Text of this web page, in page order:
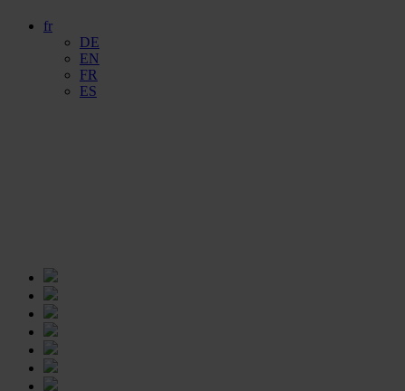
fr
DE
EN
FR
ES